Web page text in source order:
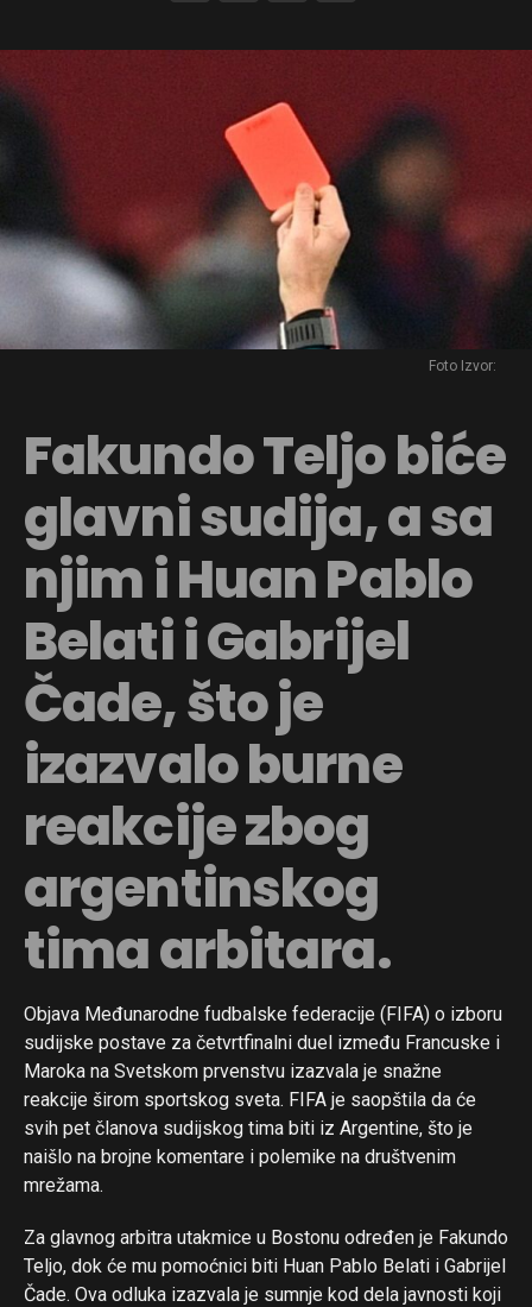
Foto Izvor:
Fakundo Teljo biće
glavni sudija, a sa
njim i Huan Pablo
Belati i Gabrijel
Čade, što je
izazvalo burne
reakcije zbog
argentinskog
tima arbitara.
Objava Međunarodne fudbalske federacije (FIFA) o izboru
sudijske postave za četvrtfinalni duel između Francuske i
Maroka na Svetskom prvenstvu izazvala je snažne
reakcije širom sportskog sveta. FIFA je saopštila da će
svih pet članova sudijskog tima biti iz Argentine, što je
naišlo na brojne komentare i polemike na društvenim
mrežama.
Za glavnog arbitra utakmice u Bostonu određen je Fakundo
Teljo, dok će mu pomoćnici biti Huan Pablo Belati i Gabrijel
Čade. Ova odluka izazvala je sumnje kod dela javnosti koji